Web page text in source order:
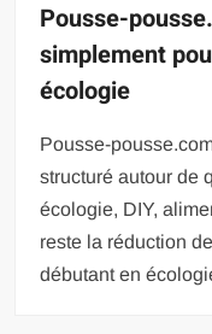
Pousse-
simplement
écologie
Pousse-
structuré autour de
écologie, DIY,
reste la réduction
débutant en